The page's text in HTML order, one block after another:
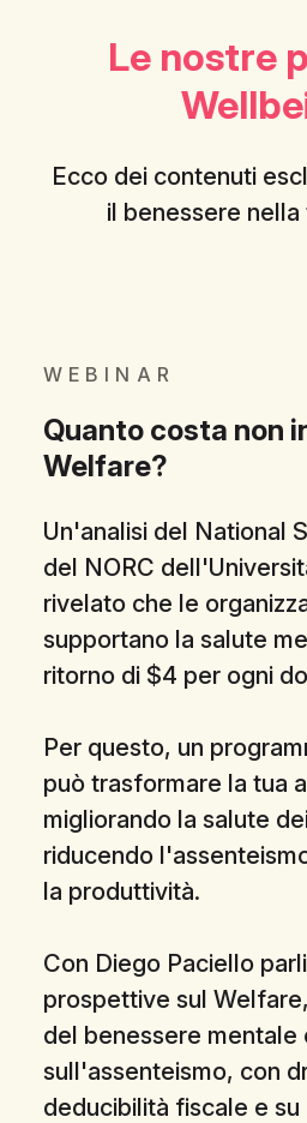
Le nostre
Ecco dei contenuti
il benessere nella
WEBINAR
Quanto costa non
Welfare?
Un'analisi del National
del NORC
rivelato che le
supportano la salute
ritorno di $4 per ogni
Per questo, un
può trasformare la tua
migliorando la salute
riducendo
la produttività.
Con Diego Paciello
prospettive sul
del benessere mentale
sull'assenteismo, con
deducibilità fiscale e